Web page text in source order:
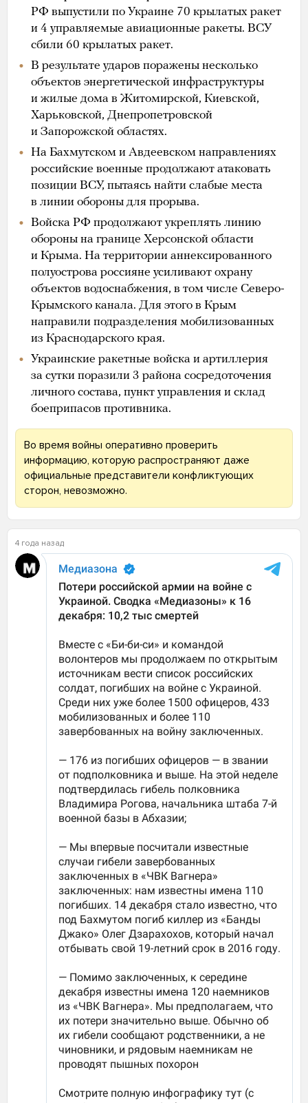
РФ выпустили по Украине 70 крылатых ракет
и 4 управляемые авиационные ракеты. ВСУ
сбили 60 крылатых ракет.
В результате ударов поражены несколько
объектов энергетической инфраструктуры
и жилые дома в Житомирской, Киевской,
Харьковской, Днепропетровской
и Запорожской областях.
На Бахмутском и Авдеевском направлениях
российские военные продолжают атаковать
позиции ВСУ, пытаясь найти слабые места
в линии обороны для прорыва.
Войска РФ продолжают укреплять линию
обороны на границе Херсонской области
и Крыма. На территории аннексированного
полуострова россияне усиливают охрану
объектов водоснабжения, в том числе Северо-
Крымского канала. Для этого в Крым
направили подразделения мобилизованных
из Краснодарского края.
Украинские ракетные войска и артиллерия
за сутки поразили 3 района сосредоточения
личного состава, пункт управления и склад
боеприпасов противника.
Во время войны оперативно проверить
информацию, которую распространяют даже
официальные представители конфликтующих
сторон, невозможно.
4 года назад